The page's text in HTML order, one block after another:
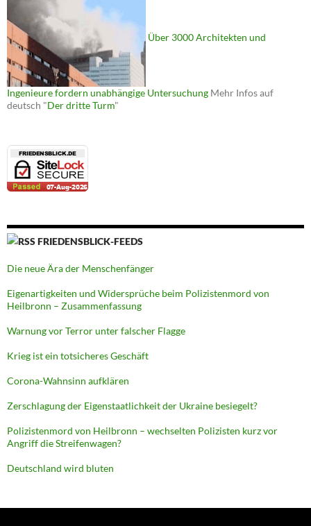
Über 3000 Architekten und
Ingenieure fordern unabhängige Untersuchung Mehr Infos auf
deutsch "Der dritte Turm"
FRIEDENSBLICK-FEEDS
Die neue Ära der Menschenfänger
Eigenartigkeiten und Widersprüche beim Polizistenmord von
Heilbronn – Zusammenfassung
Warnung vor Terror unter falscher Flagge
Krieg ist ein totsicheres Geschäft
Corona-Wahnsinn aufklären
Zerschlagung der Eigenstaatlichkeit der Ukraine besiegelt?
Polizistenmord von Heilbronn – wechselten Polizisten kurz vor
Angriff die Streifenwagen?
Deutschland wird bluten